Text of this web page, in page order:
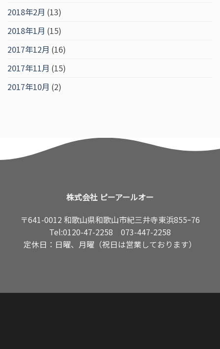
2018年2月 (13)
2018年1月 (15)
2017年12月 (16)
2017年11月 (15)
2017年10月 (2)
株式会社 ピーアールオー
〒641-0012 和歌山県和歌山市紀三井寺東浜855ｰ76
Tel:0120-47-2258
073-447-2258
定休日：日曜、月曜（祝日は営業しております）